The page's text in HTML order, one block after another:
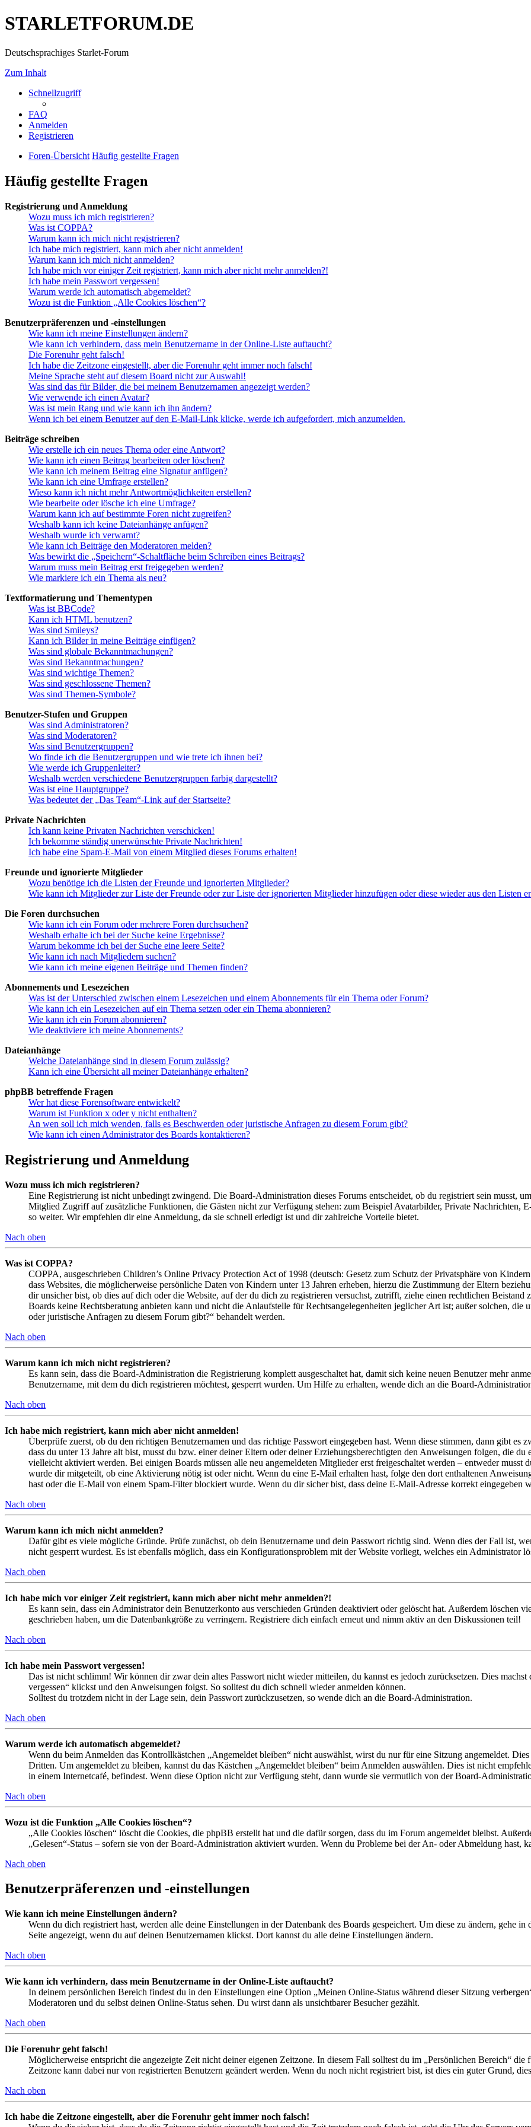
STARLETFORUM.DE
Deutschsprachiges Starlet-Forum
Zum Inhalt
Schnellzugriff
FAQ
Anmelden
Registrieren
Foren-Übersicht Häufig gestellte Fragen
Häufig gestellte Fragen
Registrierung und Anmeldung
Wozu muss ich mich registrieren?
Was ist COPPA?
Warum kann ich mich nicht registrieren?
Ich habe mich registriert, kann mich aber nicht anmelden!
Warum kann ich mich nicht anmelden?
Ich habe mich vor einiger Zeit registriert, kann mich aber nicht mehr anmelden?!
Ich habe mein Passwort vergessen!
Warum werde ich automatisch abgemeldet?
Wozu ist die Funktion „Alle Cookies löschen“?
Benutzerpräferenzen und -einstellungen
Wie kann ich meine Einstellungen ändern?
Wie kann ich verhindern, dass mein Benutzername in der Online-Liste auftaucht?
Die Forenuhr geht falsch!
Ich habe die Zeitzone eingestellt, aber die Forenuhr geht immer noch falsch!
Meine Sprache steht auf diesem Board nicht zur Auswahl!
Was sind das für Bilder, die bei meinem Benutzernamen angezeigt werden?
Wie verwende ich einen Avatar?
Was ist mein Rang und wie kann ich ihn ändern?
Wenn ich bei einem Benutzer auf den E-Mail-Link klicke, werde ich aufgefordert, mich anzumelden.
Beiträge schreiben
Wie erstelle ich ein neues Thema oder eine Antwort?
Wie kann ich einen Beitrag bearbeiten oder löschen?
Wie kann ich meinem Beitrag eine Signatur anfügen?
Wie kann ich eine Umfrage erstellen?
Wieso kann ich nicht mehr Antwortmöglichkeiten erstellen?
Wie bearbeite oder lösche ich eine Umfrage?
Warum kann ich auf bestimmte Foren nicht zugreifen?
Weshalb kann ich keine Dateianhänge anfügen?
Weshalb wurde ich verwarnt?
Wie kann ich Beiträge den Moderatoren melden?
Was bewirkt die „Speichern“-Schaltfläche beim Schreiben eines Beitrags?
Warum muss mein Beitrag erst freigegeben werden?
Wie markiere ich ein Thema als neu?
Textformatierung und Thementypen
Was ist BBCode?
Kann ich HTML benutzen?
Was sind Smileys?
Kann ich Bilder in meine Beiträge einfügen?
Was sind globale Bekanntmachungen?
Was sind Bekanntmachungen?
Was sind wichtige Themen?
Was sind geschlossene Themen?
Was sind Themen-Symbole?
Benutzer-Stufen und Gruppen
Was sind Administratoren?
Was sind Moderatoren?
Was sind Benutzergruppen?
Wo finde ich die Benutzergruppen und wie trete ich ihnen bei?
Wie werde ich Gruppenleiter?
Weshalb werden verschiedene Benutzergruppen farbig dargestellt?
Was ist eine Hauptgruppe?
Was bedeutet der „Das Team“-Link auf der Startseite?
Private Nachrichten
Ich kann keine Privaten Nachrichten verschicken!
Ich bekomme ständig unerwünschte Private Nachrichten!
Ich habe eine Spam-E-Mail von einem Mitglied dieses Forums erhalten!
Freunde und ignorierte Mitglieder
Wozu benötige ich die Listen der Freunde und ignorierten Mitglieder?
Wie kann ich Mitglieder zur Liste der Freunde oder zur Liste der ignorierten Mitglieder hinzufügen oder diese wieder aus den Listen
Die Foren durchsuchen
Wie kann ich ein Forum oder mehrere Foren durchsuchen?
Weshalb erhalte ich bei der Suche keine Ergebnisse?
Warum bekomme ich bei der Suche eine leere Seite?
Wie kann ich nach Mitgliedern suchen?
Wie kann ich meine eigenen Beiträge und Themen finden?
Abonnements und Lesezeichen
Was ist der Unterschied zwischen einem Lesezeichen und einem Abonnements für ein Thema oder Forum?
Wie kann ich ein Lesezeichen auf ein Thema setzen oder ein Thema abonnieren?
Wie kann ich ein Forum abonnieren?
Wie deaktiviere ich meine Abonnements?
Dateianhänge
Welche Dateianhänge sind in diesem Forum zulässig?
Kann ich eine Übersicht all meiner Dateianhänge erhalten?
phpBB betreffende Fragen
Wer hat diese Forensoftware entwickelt?
Warum ist Funktion x oder y nicht enthalten?
An wen soll ich mich wenden, falls es Beschwerden oder juristische Anfragen zu diesem Forum gibt?
Wie kann ich einen Administrator des Boards kontaktieren?
Registrierung und Anmeldung
Wozu muss ich mich registrieren?
Eine Registrierung ist nicht unbedingt zwingend. Die Board-Administration dieses Forums entscheidet, ob du registriert sein musst,
Mitglied Zugriff auf zusätzliche Funktionen, die Gästen nicht zur Verfügung stehen: zum Beispiel Avatarbilder, Private Nachrichten,
so weiter. Wir empfehlen dir eine Anmeldung, da sie schnell erledigt ist und dir zahlreiche Vorteile bietet.
Nach oben
Was ist COPPA?
COPPA, ausgeschrieben Children’s Online Privacy Protection Act of 1998 (deutsch: Gesetz zum Schutz der Privatsphäre von
dass Websites, die möglicherweise persönliche Daten von Kindern unter 13 Jahren erheben, hierzu die Zustimmung der Eltern
dir unsicher bist, ob dies auf dich oder die Website, auf der du dich zu registrieren versuchst, zutrifft, ziehe einen rechtlichen
Boards keine Rechtsberatung anbieten kann und nicht die Anlaufstelle für Rechtsangelegenheiten jeglicher Art ist; außer solchen,
oder juristische Anfragen zu diesem Forum gibt?“ behandelt werden.
Nach oben
Warum kann ich mich nicht registrieren?
Es kann sein, dass die Board-Administration die Registrierung komplett ausgeschaltet hat, damit sich keine neuen Benutzer mehr
Benutzername, mit dem du dich registrieren möchtest, gesperrt wurden. Um Hilfe zu erhalten, wende dich an die Board-
Nach oben
Ich habe mich registriert, kann mich aber nicht anmelden!
Überprüfe zuerst, ob du den richtigen Benutzernamen und das richtige Passwort eingegeben hast. Wenn diese stimmen, dann gibt es
dass du unter 13 Jahre alt bist, musst du bzw. einer deiner Eltern oder deiner Erziehungsberechtigten den Anweisungen folgen, die
vielleicht aktiviert werden. Bei einigen Boards müssen alle neu angemeldeten Mitglieder erst freigeschaltet werden – entweder musst
wurde dir mitgeteilt, ob eine Aktivierung nötig ist oder nicht. Wenn du eine E-Mail erhalten hast, folge den dort enthaltenen
hast oder die E-Mail von einem Spam-Filter blockiert wurde. Wenn du dir sicher bist, dass deine E-Mail-Adresse korrekt eingegeben
Nach oben
Warum kann ich mich nicht anmelden?
Dafür gibt es viele mögliche Gründe. Prüfe zunächst, ob dein Benutzername und dein Passwort richtig sind. Wenn dies der Fall ist,
nicht gesperrt wurdest. Es ist ebenfalls möglich, dass ein Konfigurationsproblem mit der Website vorliegt, welches ein Administrator
Nach oben
Ich habe mich vor einiger Zeit registriert, kann mich aber nicht mehr anmelden?!
Es kann sein, dass ein Administrator dein Benutzerkonto aus verschieden Gründen deaktiviert oder gelöscht hat. Außerdem löschen
geschrieben haben, um die Datenbankgröße zu verringern. Registriere dich einfach erneut und nimm aktiv an den Diskussionen teil!
Nach oben
Ich habe mein Passwort vergessen!
Das ist nicht schlimm! Wir können dir zwar dein altes Passwort nicht wieder mitteilen, du kannst es jedoch zurücksetzen. Dies
vergessen“ klickst und den Anweisungen folgst. So solltest du dich schnell wieder anmelden können.
Solltest du trotzdem nicht in der Lage sein, dein Passwort zurückzusetzen, so wende dich an die Board-Administration.
Nach oben
Warum werde ich automatisch abgemeldet?
Wenn du beim Anmelden das Kontrollkästchen „Angemeldet bleiben“ nicht auswählst, wirst du nur für eine Sitzung angemeldet.
Dritten. Um angemeldet zu bleiben, kannst du das Kästchen „Angemeldet bleiben“ beim Anmelden auswählen. Dies ist nicht
in einem Internetcafé, befindest. Wenn diese Option nicht zur Verfügung steht, dann wurde sie vermutlich von der Board-
Nach oben
Wozu ist die Funktion „Alle Cookies löschen“?
„Alle Cookies löschen“ löscht die Cookies, die phpBB erstellt hat und die dafür sorgen, dass du im Forum angemeldet bleibst.
„Gelesen“-Status – sofern sie von der Board-Administration aktiviert wurden. Wenn du Probleme bei der An- oder Abmeldung hast,
Nach oben
Benutzerpräferenzen und -einstellungen
Wie kann ich meine Einstellungen ändern?
Wenn du dich registriert hast, werden alle deine Einstellungen in der Datenbank des Boards gespeichert. Um diese zu ändern, gehe
Seite angezeigt, wenn du auf deinen Benutzernamen klickst. Dort kannst du alle deine Einstellungen ändern.
Nach oben
Wie kann ich verhindern, dass mein Benutzername in der Online-Liste auftaucht?
In deinem persönlichen Bereich findest du in den Einstellungen eine Option „Meinen Online-Status während dieser Sitzung
Moderatoren und du selbst deinen Online-Status sehen. Du wirst dann als unsichtbarer Besucher gezählt.
Nach oben
Die Forenuhr geht falsch!
Möglicherweise entspricht die angezeigte Zeit nicht deiner eigenen Zeitzone. In diesem Fall solltest du im „Persönlichen Bereich“
Zeitzone kann dabei nur von registrierten Benutzern geändert werden. Wenn du noch nicht registriert bist, ist dies ein guter Grund,
Nach oben
Ich habe die Zeitzone eingestellt, aber die Forenuhr geht immer noch falsch!